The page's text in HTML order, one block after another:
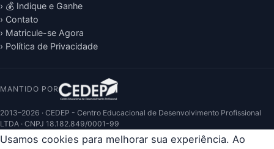
› 💰 Indique e Ganhe
› Contato
› Matricule-se Agora
› Política de Privacidade
MANTIDO POR
2013–2026 · CEDEP - Centro Educacional de Desenvolvimento Profissional
LTDA · CNPJ 18.182.849/0001-99
Usamos cookies para melhorar sua experiência. Ao